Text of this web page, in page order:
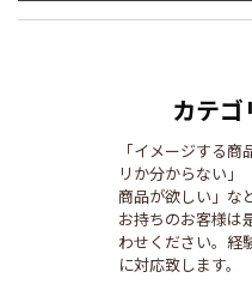
カテ
「イメージする
リか分からない」
商品が欲しい」な
お持ちのお客様は
わせください。経
に対応致します。